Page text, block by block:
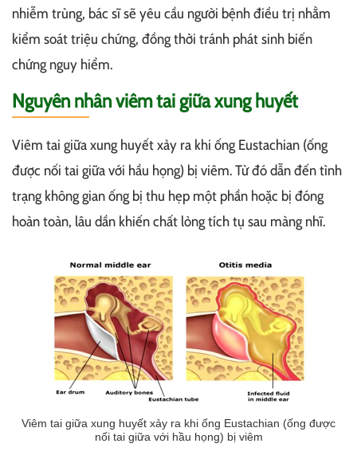
nhiễm trùng, bác sĩ sẽ yêu cầu người bệnh điều trị nhằm
kiểm soát triệu chứng, đồng thời tránh phát sinh biến
chứng nguy hiểm.
Nguyên nhân viêm tai giữa xung huyết
Viêm tai giữa xung huyết xảy ra khi ống Eustachian (ống
được nối tai giữa với hầu họng) bị viêm. Từ đó dẫn đến tình
trạng không gian ống bị thu hẹp một phần hoặc bị đóng
hoàn toàn, lâu dần khiến chất lỏng tích tụ sau màng nhĩ.
Viêm tai giữa xung huyết xảy ra khi ống Eustachian (ống được
nối tai giữa với hầu họng) bị viêm